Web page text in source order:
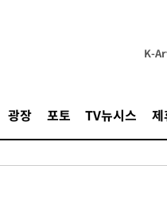
K-
광장 포토 TV뉴시스